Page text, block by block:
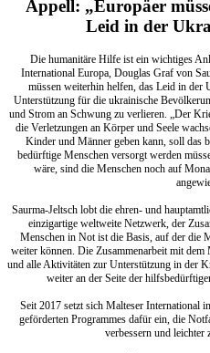
Appell: „Europäer
Leid in der
Die humanitäre Hilfe ist ein wichtiges
International Europa, Douglas Graf von
müssen weiterhin helfen, das Leid in der
Unterstützung für die ukrainische
und Strom an Schwung zu verlieren. „Der
die Verletzungen an Körper und Seele
Kinder und Männer geben kann, soll das
bedürftige Menschen versorgt werden
wäre, sind die Menschen noch auf
Saurma-Jeltsch lobt die ehren- und
einzigartige weltweite Netzwerk, der
Menschen in Not ist die Basis, auf der die
weiter können. Die Zusammenarbeit mit dem
und alle Aktivitäten zur Unterstützung in der
weiter an der Seite der
Seit 2017 setzt sich Malteser International
geförderten Programmes dafür ein, die
verbessern und leichter